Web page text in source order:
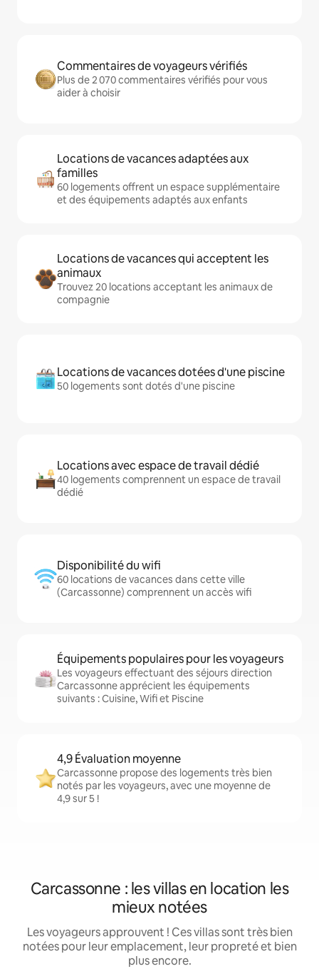
Commentaires de voyageurs vérifiés
Plus de 2 070 commentaires vérifiés pour vous
aider à choisir
Locations de vacances adaptées aux
familles
60 logements offrent un espace supplémentaire
et des équipements adaptés aux enfants
Locations de vacances qui acceptent les
animaux
Trouvez 20 locations acceptant les animaux de
compagnie
Locations de vacances dotées d'une piscine
50 logements sont dotés d'une piscine
Locations avec espace de travail dédié
40 logements comprennent un espace de travail
dédié
Disponibilité du wifi
60 locations de vacances dans cette ville
(Carcassonne) comprennent un accès wifi
Équipements populaires pour les voyageurs
Les voyageurs effectuant des séjours direction
Carcassonne apprécient les équipements
suivants : Cuisine, Wifi et Piscine
4,9 Évaluation moyenne
Carcassonne propose des logements très bien
notés par les voyageurs, avec une moyenne de
4,9 sur 5 !
Carcassonne : les villas en location les
mieux notées
Les voyageurs approuvent ! Ces villas sont très bien
notées pour leur emplacement, leur propreté et bien
plus encore.